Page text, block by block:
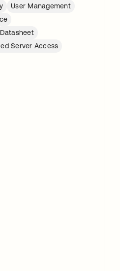
User Management
Datasheet
Server Access